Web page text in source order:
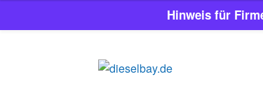
Zur
Zum
Hinweis für